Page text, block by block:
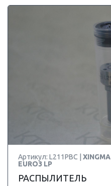
Артикул: L211PBC | XINGMA
EURO3 LP
РАСПЫЛИТЕЛЬ